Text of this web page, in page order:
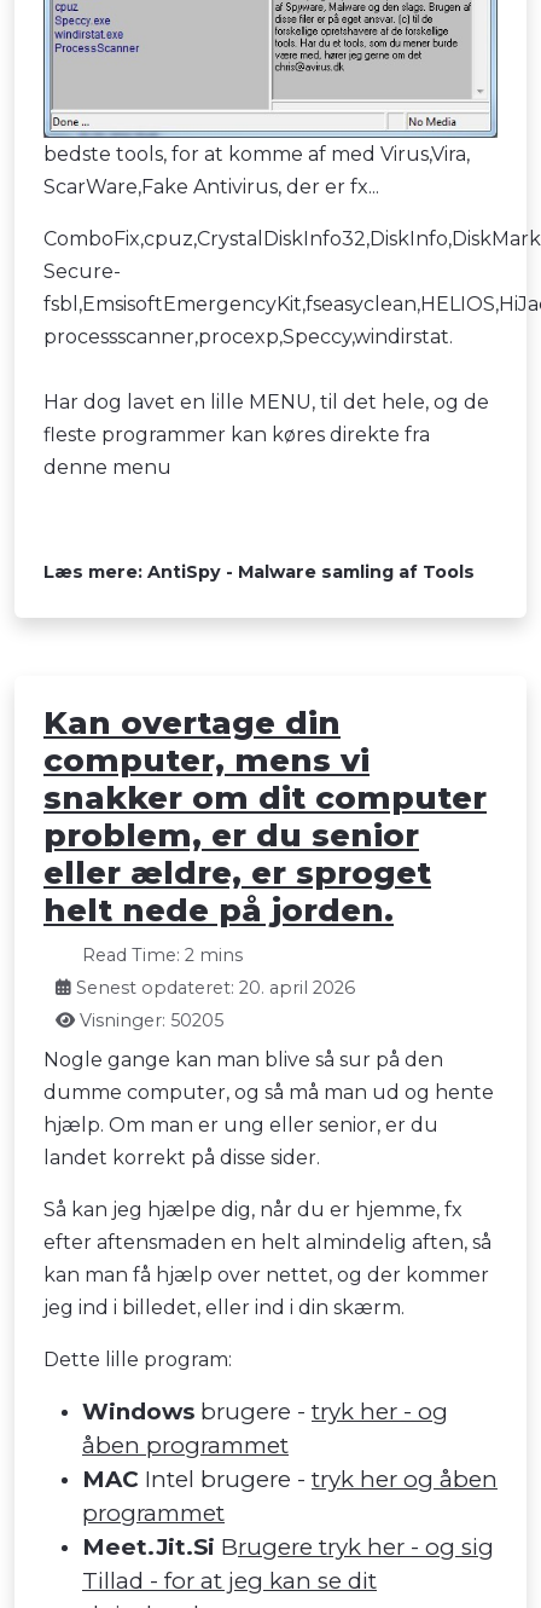
bedste tools, for at komme af med Virus,Vira,
ScarWare,Fake Antivirus, der er fx...
Secure-
processscanner,procexp,Speccy,windirstat.
Har dog lavet en lille MENU, til det hele, og de
fleste programmer kan køres direkte fra
denne menu
Læs mere: AntiSpy - Malware samling af Tools
Kan overtage din
computer, mens vi
snakker om dit computer
problem, er du senior
eller ældre, er sproget
helt nede på jorden.
Read Time: 2 mins
Senest opdateret: 20. april 2026
Visninger: 50205
Nogle gange kan man blive så sur på den
dumme computer, og så må man ud og hente
hjælp. Om man er ung eller senior, er du
landet korrekt på disse sider.
Så kan jeg hjælpe dig, når du er hjemme, fx
efter aftensmaden en helt almindelig aften, så
kan man få hjælp over nettet, og der kommer
jeg ind i billedet, eller ind i din skærm.
Dette lille program:
Windows brugere - tryk her - og
åben programmet
MAC Intel brugere - tryk her og åben
programmet
Meet.Jit.Si Brugere tryk her - og sig
Tillad - for at jeg kan se dit